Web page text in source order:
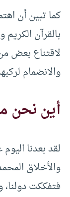
كما تبين أن
بالقرآن الكريم
لاقتناع بعض
والانضمام
أين نحن
لقد بعدنا
والأخلاق
فتفككت